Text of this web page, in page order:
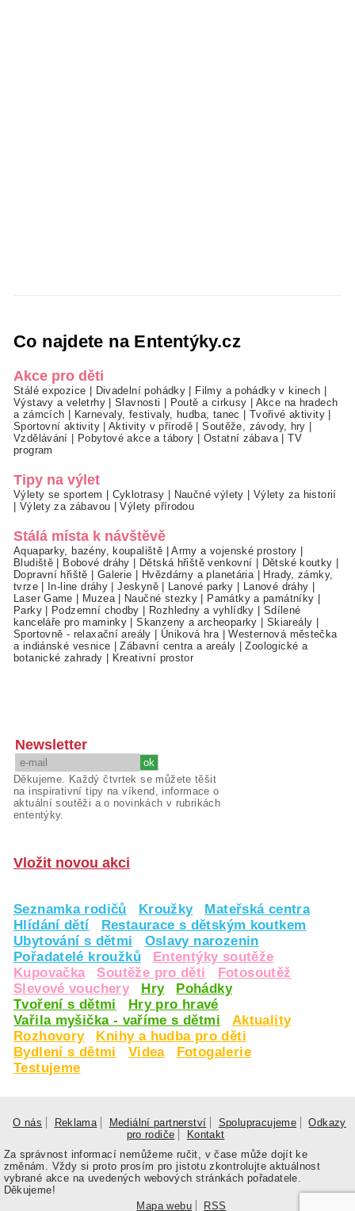
Co najdete na Ententýky.cz
Akce pro děti
Stálé expozice Divadelní pohádky Filmy a pohádky v kinech
Výstavy a veletrhy|Slavnosti Poutě a cirkusy
Akce na hradech
a zámcích
Karnevaly, festivaly, hudba, tanec Tvořivé aktivity
Sportovní aktivity|Aktivity v přírodě |Soutěže, závody, hry
Vzdělávání
Pobytové akce a tábory Ostatní zábava |TV
program
Tipy na výlet
Výlety se sportem Cyklotrasy Naučné výlety
Výlety za historií
Výlety za zábavou |Výlety přírodou
Stálá místa k návštěvě
Aquaparky, bazény, koupaliště |Army a vojenské prostory
Bludiště
Bobové dráhy Dětská hřiště venkovní Dětské koutky
Dopravní hřiště
Galerie Hvězdárny a planetária
Hrady, zámky,
tvrze| In-line dráhy |Jeskyně| Lanové parky Lanové dráhy
Laser Game
Muzea| Naučné stezky Památky a památníky
Parky| Podzemní chodby Rozhledny a vyhlídky
Sdílené
kanceláře pro maminky |Skanzeny a archeoparky Skiareály
Sportovně - relaxační areály
Úniková hra |Westernová městečka
a indiánské vesnice |Zábavní centra a areály |Zoologické a
botanické zahrady
Kreativní prostor
Newsletter
Děkujeme. Každý čtvrtek se můžete těšit
na inspirativní tipy na víkend, informace o
aktuální soutěži a o novinkách v rubrikách
ententýky.
Vložit novou akci
Seznamka rodičů Kroužky
Mateřská centra
Hlídání dětí
Restaurace s dětským koutkem
Ubytování s dětmi
Oslavy narozenin
Pořadatelé kroužků
Ententýky soutěže
Kupovačka
Soutěže pro děti
Fotosoutěž
Slevové vouchery
Hry
Pohádky
Tvoření s dětmi
Hry pro hravé
Vařila myšička - vaříme s dětmi
Aktuality
Rozhovory
Knihy a hudba pro děti
Bydlení s dětmi
Videa
Fotogalerie
Testujeme
O nás Reklama Mediální partnerství Spolupracujeme
Odkazy
pro rodiče
Kontakt
Za správnost informací nemůžeme ručit, v čase může dojít ke
změnám. Vždy si proto prosím pro jistotu zkontrolujte aktuálnost
vybrané akce na uvedených webových stránkách pořadatele.
Děkujeme!
Mapa webu
RSS